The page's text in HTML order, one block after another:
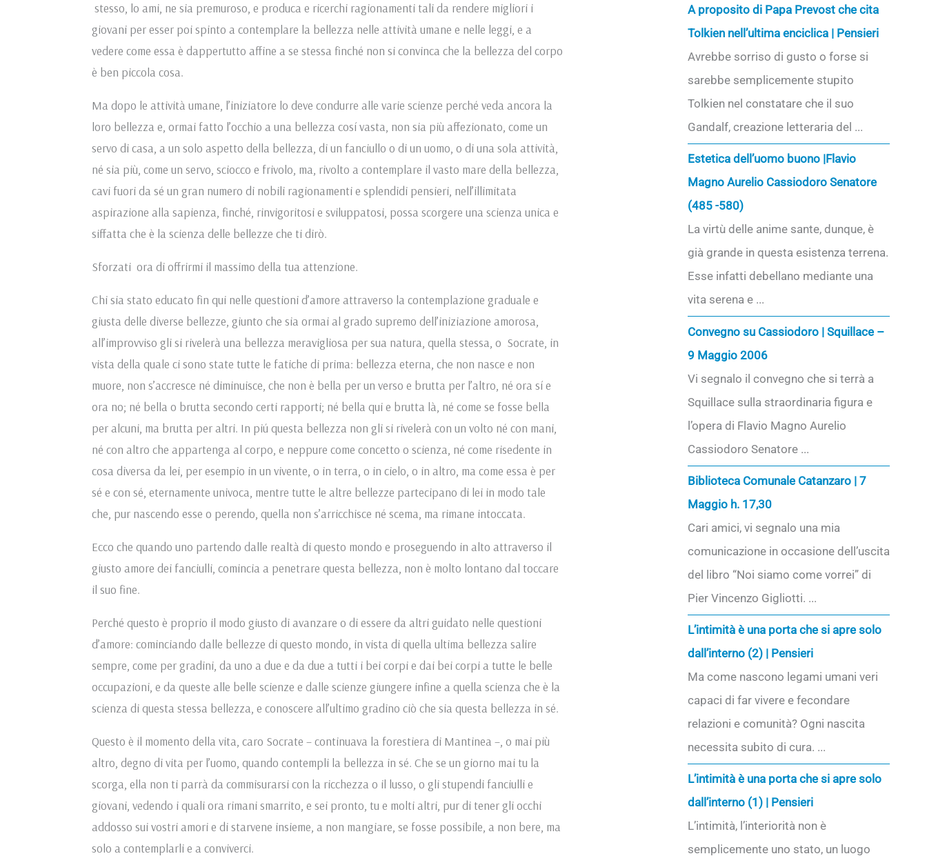
stesso, lo ami, ne sia premuroso, e produca e ricerchi ragionamenti tali da rendere migliori i
giovani per esser poi spinto a contemplare la bellezza nelle attività umane e nelle leggi, e a
vedere come essa è dappertutto affine a se stessa finché non si convinca che la bellezza del corpo
è ben piccola cosa.
Ma dopo le attività umane, l’iniziatore lo deve condurre alle varie scienze perché veda ancora la
loro bellezza e, ormai fatto l’occhio a una bellezza cosí vasta, non sia più affezionato, come un
servo di casa, a un solo aspetto della bellezza, di un fanciullo o di un uomo, o di una sola attività,
né sia più, come un servo, sciocco e frivolo, ma, rivolto a contemplare il vasto mare della bellezza,
cavi fuori da sé un gran numero di nobili ragionamenti e splendidi pensieri, nell’illimitata
aspirazione alla sapienza, finché, rinvigoritosi e sviluppatosi, possa scorgere una scienza unica e
siffatta che è la scienza delle bellezze che ti dirò.
Sforzati ora di offrirmi il massimo della tua attenzione.
Chi sia stato educato fin qui nelle questioni d’amore attraverso la contemplazione graduale e
giusta delle diverse bellezze, giunto che sia ormai al grado supremo dell’iniziazione amorosa,
all’improvviso gli si rivelerà una bellezza meravigliosa per sua natura, quella stessa, o Socrate, in
vista della quale ci sono state tutte le fatiche di prima: bellezza eterna, che non nasce e non
muore, non s’accresce né diminuisce, che non è bella per un verso e brutta per l’altro, né ora sí e
ora no; né bella o brutta secondo certi rapporti; né bella qui e brutta là, né come se fosse bella
per alcuni, ma brutta per altri. In piú questa bellezza non gli si rivelerà con un volto né con mani,
né con altro che appartenga al corpo, e neppure come concetto o scienza, né come risedente in
cosa diversa da lei, per esempio in un vivente, o in terra, o in cielo, o in altro, ma come essa è per
sé e con sé, eternamente univoca, mentre tutte le altre bellezze partecipano di lei in modo tale
che, pur nascendo esse o perendo, quella non s’arricchisce né scema, ma rimane intoccata.
Ecco che quando uno partendo dalle realtà di questo mondo e proseguendo in alto attraverso il
giusto amore dei fanciulli, comincia a penetrare questa bellezza, non è molto lontano dal toccare
il suo fine.
Perché questo è proprio il modo giusto di avanzare o di essere da altri guidato nelle questioni
d’amore: cominciando dalle bellezze di questo mondo, in vista di quella ultima bellezza salire
sempre, come per gradini, da uno a due e da due a tutti i bei corpi e dai bei corpi a tutte le belle
occupazioni, e da queste alle belle scienze e dalle scienze giungere infine a quella scienza che è la
scienza di questa stessa bellezza, e conoscere all’ultimo gradino ciò che sia questa bellezza in sé.
Questo è il momento della vita, caro Socrate – continuava la forestiera di Mantinea –, o mai più
altro, degno di vita per l’uomo, quando contempli la bellezza in sé. Che se un giorno mai tu la
scorga, ella non ti parrà da commisurarsi con la ricchezza o il lusso, o gli stupendi fanciulli e
giovani, vedendo i quali ora rimani smarrito, e sei pronto, tu e molti altri, pur di tener gli occhi
addosso sui vostri amori e di starvene insieme, a non mangiare, se fosse possibile, a non bere, ma
solo a contemplarli e a conviverci.
A proposito di Papa Prevost che cita
Tolkien nell’ultima enciclica | Pensieri
Avrebbe sorriso di gusto o forse si
sarebbe semplicemente stupito
Tolkien nel constatare che il suo
Gandalf, creazione letteraria del ...
Estetica dell’uomo buono |Flavio
Magno Aurelio Cassiodoro Senatore
(485 -580)
La virtù delle anime sante, dunque, è
già grande in questa esistenza terrena.
Esse infatti debellano mediante una
vita serena e ...
Convegno su Cassiodoro | Squillace –
9 Maggio 2006
Vi segnalo il convegno che si terrà a
Squillace sulla straordinaria figura e
l’opera di Flavio Magno Aurelio
Cassiodoro Senatore ...
Biblioteca Comunale Catanzaro | 7
Maggio h. 17,30
Cari amici, vi segnalo una mia
comunicazione in occasione dell’uscita
del libro “Noi siamo come vorrei” di
Pier Vincenzo Gigliotti. ...
L’intimità è una porta che si apre solo
dall’interno (2) | Pensieri
Ma come nascono legami umani veri
capaci di far vivere e fecondare
relazioni e comunità? Ogni nascita
necessita subito di cura. ...
L’intimità è una porta che si apre solo
dall’interno (1) | Pensieri
L’intimità, l’interiorità non è
semplicemente uno stato, un luogo